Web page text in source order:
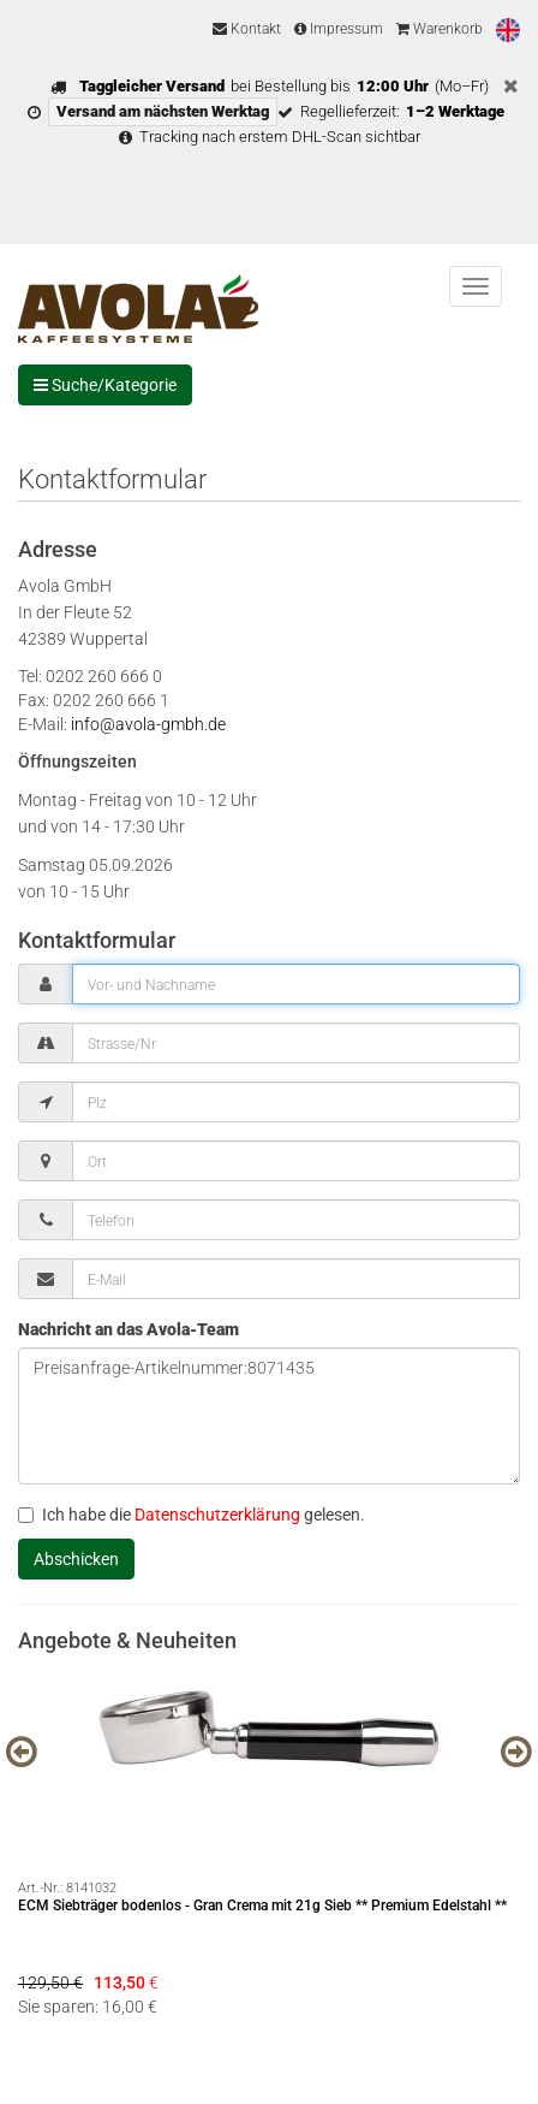
Kontakt Impressum Warenkorb
Taggleicher Versand bei Bestellung bis 12:00 Uhr (Mo–Fr)
Versand am nächsten Werktag
Regellieferzeit: 1–2 Werktage
Tracking nach erstem DHL-Scan sichtbar
Menu
Suche/Kategorie
Kontaktformular
Adresse
Avola GmbH
In der Fleute 52
42389 Wuppertal
Tel: 0202 260 666 0
Fax: 0202 260 666 1
E-Mail: info@avola-gmbh.de
Öffnungszeiten
Montag - Freitag von 10 - 12 Uhr
und von 14 - 17:30 Uhr
Samstag 05.09.2026
von 10 - 15 Uhr
Kontaktformular
Nachricht an das Avola-Team
Ich habe die Datenschutzerklärung gelesen.
Angebote & Neuheiten
Art.-Nr.: 8141032
ECM Siebträger bodenlos - Gran Crema mit 21g Sieb ** Premium Edelstahl **
129,50 € 113,50€
Sie sparen: 16,00 €